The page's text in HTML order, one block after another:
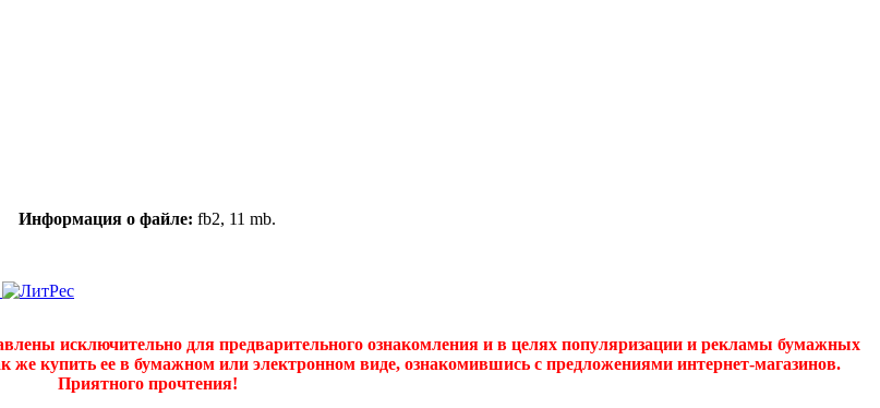
Информация о файле: fb2, 11 mb.
исключительно для предварительного ознакомления и в целях популяризации и рекламы бумажных
же купить ее в бумажном или электронном виде, ознакомившись с предложениями интернет-магазинов.
Приятного прочтения!